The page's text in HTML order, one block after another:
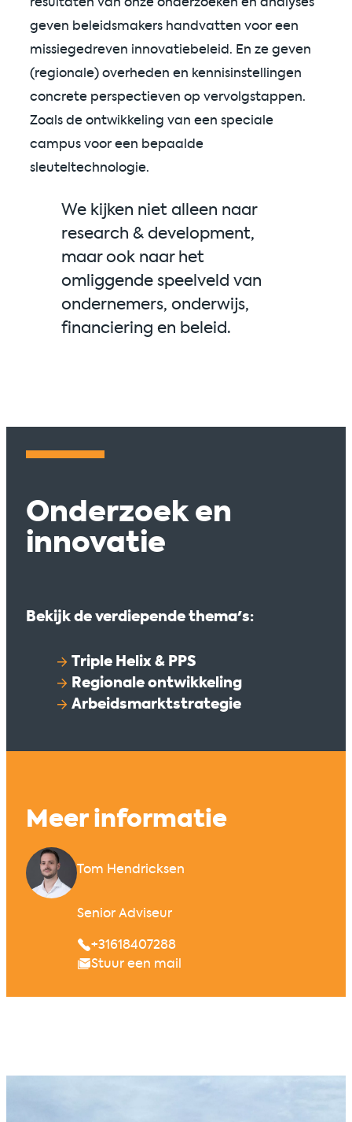
Onderzoek en
innovatie
Bekijk de verdiepende thema's:
Triple Helix & PPS
Regionale ontwikkeling
Arbeidsmarktstrategie
Meer informatie
Tom Hendricksen
Senior Adviseur
+31618407288
Stuur een mail
geven beleidsmakers handvatten voor een
missiegedreven innovatiebeleid. En ze geven
(regionale) overheden en kennisinstellingen
concrete perspectieven op vervolgstappen.
Zoals de ontwikkeling van een speciale
campus voor een bepaalde
sleuteltechnologie.
We kijken niet alleen naar
research & development,
maar ook naar het
omliggende speelveld van
ondernemers, onderwijs,
financiering en beleid.